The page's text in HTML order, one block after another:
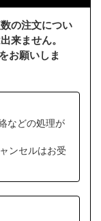
の注文につい
来ません。
お願いしま
などの処理が
ンセルはお受